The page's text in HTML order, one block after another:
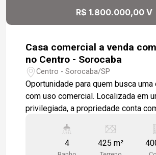
R$ 1.800.000,00 V
Casa comercial a venda
no Centro - Sorocaba
Centro - Sorocaba/SP
Oportunidade para quem busca uma
com uso comercial. Localizada em
privilegiada, a propriedade conta
copa e quatro banheiros. Todo o imóvel é
revestido com piso cerâmico,
4 425 m²